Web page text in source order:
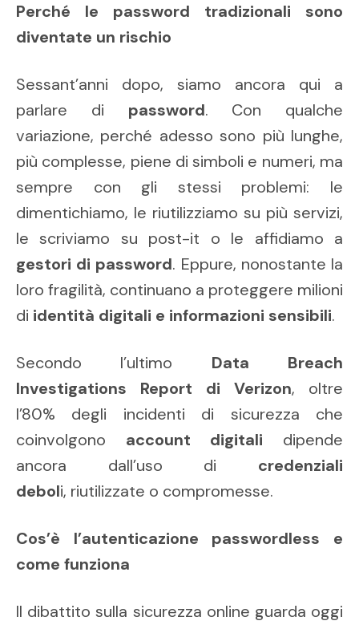
Perché le password tradizionali sono
diventate un rischio
Sessant’anni dopo, siamo ancora qui a
parlare di password. Con qualche
variazione, perché adesso sono più lunghe,
più complesse, piene di simboli e numeri, ma
sempre con gli stessi problemi: le
dimentichiamo, le riutilizziamo su più servizi,
le scriviamo su post-it o le affidiamo a
gestori di password. Eppure, nonostante la
loro fragilità, continuano a proteggere milioni
di identità digitali e informazioni sensibili.
Secondo l’ultimo Data Breach
Investigations Report di Verizon, oltre
l’80% degli incidenti di sicurezza che
coinvolgono account digitali dipende
ancora dall’uso di credenziali
deboli, riutilizzate o compromesse.
Cos’è l’autenticazione passwordless e
come funziona
Il dibattito sulla sicurezza online guarda oggi